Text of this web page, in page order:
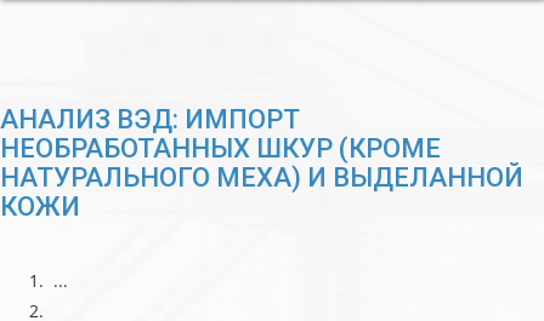
АНАЛИЗ ВЭД: ИМПОРТ
НЕОБРАБОТАННЫХ ШКУР (КРОМЕ
НАТУРАЛЬНОГО МЕХА) И ВЫДЕЛАННОЙ
КОЖИ
...